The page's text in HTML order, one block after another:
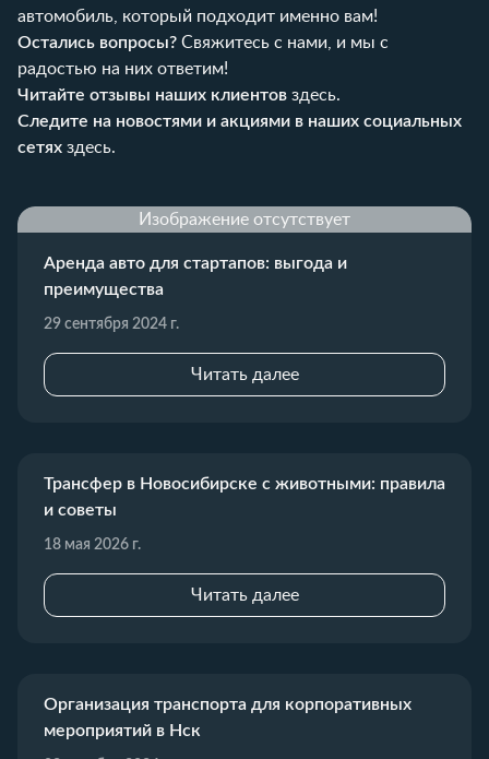
автомобиль, который подходит именно вам!
Остались вопросы? Свяжитесь с нами , и мы с
радостью на них ответим!
Читайте отзывы наших клиентов здесь.
Следите на новостями и акциями в наших социальных
сетях здесь.
Изображение отсутствует
Аренда авто для стартапов: выгода и
преимущества
29 сентября 2024 г.
Читать далее
Трансфер в Новосибирске с животными: правила
и советы
18 мая 2026 г.
Читать далее
Организация транспорта для корпоративных
мероприятий в Нск